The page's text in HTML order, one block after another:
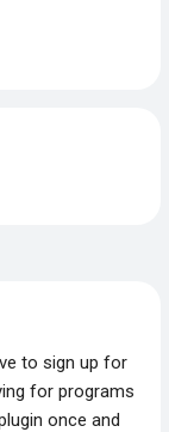
to sign up for
for programs
once and